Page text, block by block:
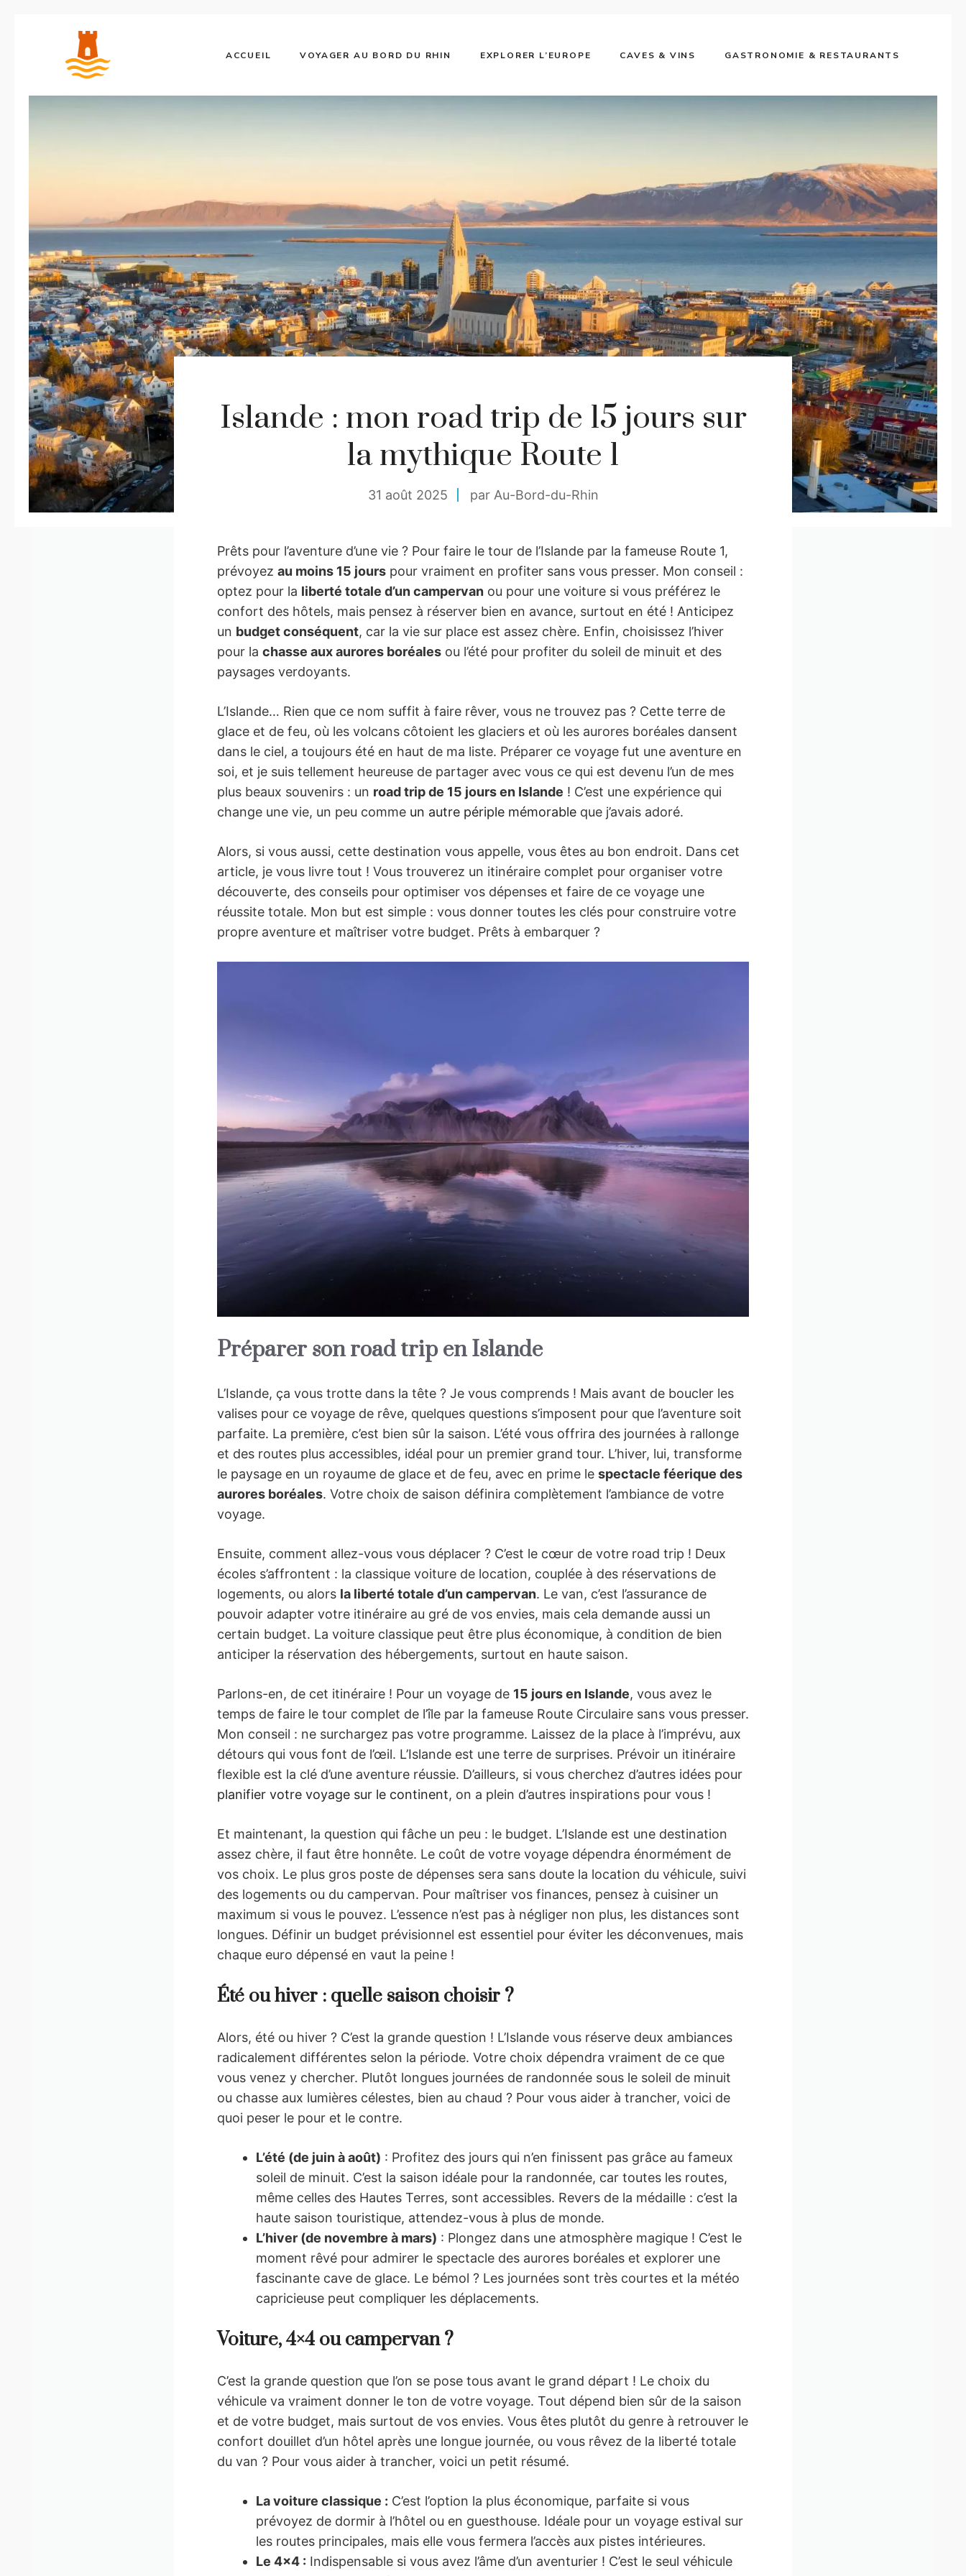
ACCUEIL VOYAGER AU BORD DU RHIN EXPLORER L’EUROPE CAVES & VINS GASTRONOMIE & RESTAURANTS
Islande : mon road trip de 15 jours sur
la mythique Route 1
31 août 2025 par Au-Bord-du-Rhin
Prêts pour l’aventure d’une vie ? Pour faire le tour de l’Islande par la fameuse Route 1,
prévoyez au moins 15 jours pour vraiment en profiter sans vous presser. Mon conseil :
optez pour la liberté totale d’un campervan ou pour une voiture si vous préférez le
confort des hôtels, mais pensez à réserver bien en avance, surtout en été ! Anticipez
un budget conséquent, car la vie sur place est assez chère. Enfin, choisissez l’hiver
pour la chasse aux aurores boréales ou l’été pour profiter du soleil de minuit et des
paysages verdoyants.
L’Islande… Rien que ce nom suffit à faire rêver, vous ne trouvez pas ? Cette terre de
glace et de feu, où les volcans côtoient les glaciers et où les aurores boréales dansent
dans le ciel, a toujours été en haut de ma liste. Préparer ce voyage fut une aventure en
soi, et je suis tellement heureuse de partager avec vous ce qui est devenu l’un de mes
plus beaux souvenirs : un road trip de 15 jours en Islande ! C’est une expérience qui
change une vie, un peu comme un autre périple mémorable que j’avais adoré.
Alors, si vous aussi, cette destination vous appelle, vous êtes au bon endroit. Dans cet
article, je vous livre tout ! Vous trouverez un itinéraire complet pour organiser votre
découverte, des conseils pour optimiser vos dépenses et faire de ce voyage une
réussite totale. Mon but est simple : vous donner toutes les clés pour construire votre
propre aventure et maîtriser votre budget. Prêts à embarquer ?
Préparer son road trip en Islande
L’Islande, ça vous trotte dans la tête ? Je vous comprends ! Mais avant de boucler les
valises pour ce voyage de rêve, quelques questions s’imposent pour que l’aventure soit
parfaite. La première, c’est bien sûr la saison. L’été vous offrira des journées à rallonge
et des routes plus accessibles, idéal pour un premier grand tour. L’hiver, lui, transforme
le paysage en un royaume de glace et de feu, avec en prime le spectacle féerique des
aurores boréales. Votre choix de saison définira complètement l’ambiance de votre
voyage.
Ensuite, comment allez-vous vous déplacer ? C’est le cœur de votre road trip ! Deux
écoles s’affrontent : la classique voiture de location, couplée à des réservations de
logements, ou alors la liberté totale d’un campervan. Le van, c’est l’assurance de
pouvoir adapter votre itinéraire au gré de vos envies, mais cela demande aussi un
certain budget. La voiture classique peut être plus économique, à condition de bien
anticiper la réservation des hébergements, surtout en haute saison.
Parlons-en, de cet itinéraire ! Pour un voyage de 15 jours en Islande, vous avez le
temps de faire le tour complet de l’île par la fameuse Route Circulaire sans vous presser.
Mon conseil : ne surchargez pas votre programme. Laissez de la place à l’imprévu, aux
détours qui vous font de l’œil. L’Islande est une terre de surprises. Prévoir un itinéraire
flexible est la clé d’une aventure réussie. D’ailleurs, si vous cherchez d’autres idées pour
planifier votre voyage sur le continent, on a plein d’autres inspirations pour vous !
Et maintenant, la question qui fâche un peu : le budget. L’Islande est une destination
assez chère, il faut être honnête. Le coût de votre voyage dépendra énormément de
vos choix. Le plus gros poste de dépenses sera sans doute la location du véhicule, suivi
des logements ou du campervan. Pour maîtriser vos finances, pensez à cuisiner un
maximum si vous le pouvez. L’essence n’est pas à négliger non plus, les distances sont
longues. Définir un budget prévisionnel est essentiel pour éviter les déconvenues, mais
chaque euro dépensé en vaut la peine !
Été ou hiver : quelle saison choisir ?
Alors, été ou hiver ? C’est la grande question ! L’Islande vous réserve deux ambiances
radicalement différentes selon la période. Votre choix dépendra vraiment de ce que
vous venez y chercher. Plutôt longues journées de randonnée sous le soleil de minuit
ou chasse aux lumières célestes, bien au chaud ? Pour vous aider à trancher, voici de
quoi peser le pour et le contre.
L’été (de juin à août) : Profitez des jours qui n’en finissent pas grâce au fameux
soleil de minuit. C’est la saison idéale pour la randonnée, car toutes les routes,
même celles des Hautes Terres, sont accessibles. Revers de la médaille : c’est la
haute saison touristique, attendez-vous à plus de monde.
L’hiver (de novembre à mars) : Plongez dans une atmosphère magique ! C’est le
moment rêvé pour admirer le spectacle des aurores boréales et explorer une
fascinante cave de glace. Le bémol ? Les journées sont très courtes et la météo
capricieuse peut compliquer les déplacements.
Voiture, 4×4 ou campervan ?
C’est la grande question que l’on se pose tous avant le grand départ ! Le choix du
véhicule va vraiment donner le ton de votre voyage. Tout dépend bien sûr de la saison
et de votre budget, mais surtout de vos envies. Vous êtes plutôt du genre à retrouver le
confort douillet d’un hôtel après une longue journée, ou vous rêvez de la liberté totale
du van ? Pour vous aider à trancher, voici un petit résumé.
La voiture classique : C’est l’option la plus économique, parfaite si vous
prévoyez de dormir à l’hôtel ou en guesthouse. Idéale pour un voyage estival sur
les routes principales, mais elle vous fermera l’accès aux pistes intérieures.
Le 4×4 : Indispensable si vous avez l’âme d’un aventurier ! C’est le seul véhicule